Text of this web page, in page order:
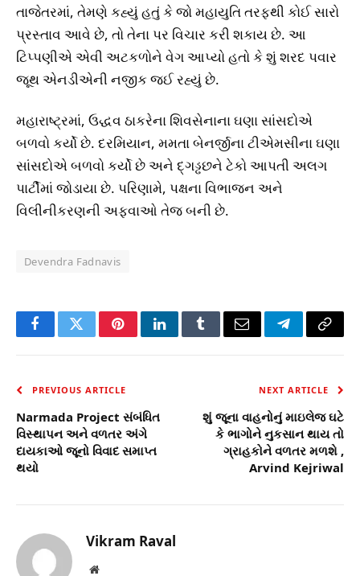
તાજેતરમાં, તેમણે કહ્યું હતું કે જો મહાયુતિ તરફથી કોઈ સારો
પ્રસ્તાવ આવે છે, તો તેના પર વિચાર કરી શકાય છે. આ
ટિપ્પણીએ એવી અટકળોને વેગ આપ્યો હતો કે શું શરદ પવાર
જૂથ એનડીએની નજીક જઈ રહ્યું છે.
મહારાષ્ટ્રમાં, ઉદ્ધવ ઠાકરેના શિવસેનાના ઘણા સાંસદોએ
બળવો કર્યો છે. દરમિયાન, મમતા બેનર્જીના ટીએમસીના ઘણા
સાંસદોએ બળવો કર્યો છે અને દ્ગડ્ઢછને ટેકો આપતી અલગ
પાર્ટીમાં જોડાયા છે. પરિણામે, પક્ષના વિભાજન અને
વિલીનીકરણની અફવાઓ તેજ બની છે.
Devendra Fadnavis
FacebookTwitterPinterestLinkedInTumblrEmail TelegramCopy
PREVIOUS ARTICLE
Narmada Project સંબંધિત
વિસ્થાપન અને વળતર અંગે
દાયકાઓ જૂનો વિવાદ સમાપ્ત
થયો
NEXT ARTICLE
શું જૂના વાહનોનું માઇલેજ ઘટે
કે ભાગોને નુકસાન થાય તો
ગ્રાહકોને વળતર મળશે ,
Arvind Kejriwal
Vikram Raval
Website